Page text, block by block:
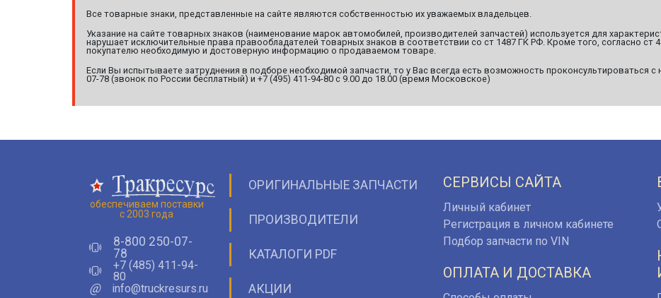
Все товарные знаки, представленные на сайте являются собственностью их уважаемых владельцев.
Указание на сайте товарных знаков (наименование марок автомобилей, производителей запчастей) используется для
нарушает исключительные права правообладателей товарных знаков в соответствии со ст 1487 ГК РФ. Кроме того, согласно ст
покупателю необходимую и достоверную информацию о продаваемом товаре.
Если Вы испытываете затруднения в подборе необходимой запчасти, то у Вас всегда есть возможность проконсультироваться
07-78 (звонок по России бесплатный) и +7 (495) 411-94-80 с 9.00 до 18.00 (время Московское)
обеспечиваем поставки
с 2003 года
8-800 250-07-
78
+7 (485) 411-94-
80
@ info@truckresurs.ru
ОРИГИНАЛЬНЫЕ ЗАПЧАСТИ
ПРОИЗВОДИТЕЛИ
КАТАЛОГИ PDF
АКЦИИ
СЕРВИСЫ САЙТА
Личный кабинет
Регистрация в личном кабинете
Подбор запчасти по VIN
ОПЛАТА И ДОСТАВКА